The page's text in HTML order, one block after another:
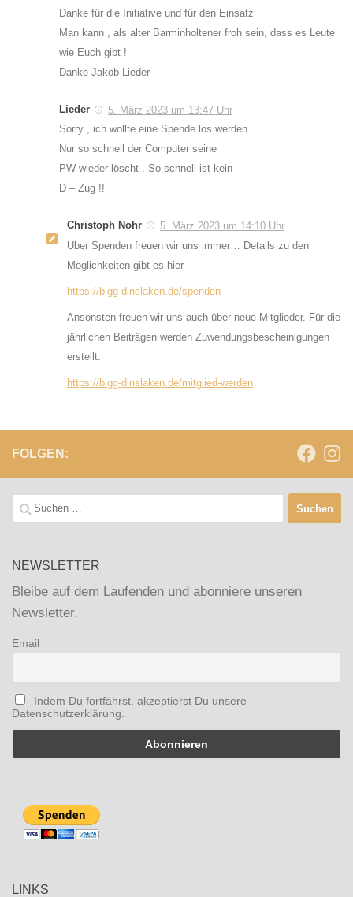
Danke für die Initiative und für den Einsatz
Man kann , als alter Barminholtener froh sein, dass es Leute
wie Euch gibt !
Danke Jakob Lieder
Lieder
5. März 2023 um 13:47 Uhr
Sorry , ich wollte eine Spende los werden.
Nur so schnell der Computer seine
PW wieder löscht . So schnell ist kein
D – Zug !!
Christoph Nohr
5. März 2023 um 14:10 Uhr
Über Spenden freuen wir uns immer… Details zu den
Möglichkeiten gibt es hier
https://bigg-dinslaken.de/spenden
Ansonsten freuen wir uns auch über neue Mitglieder. Für die
jährlichen Beiträgen werden Zuwendungsbescheinigungen
erstellt.
https://bigg-dinslaken.de/mitglied-werden
FOLGEN:
Suchen
nach:
NEWSLETTER
Bleibe auf dem Laufenden und abonniere unseren
Newsletter.
Email
Indem Du fortfährst, akzeptierst Du unsere
Datenschutzerklärung.
LINKS